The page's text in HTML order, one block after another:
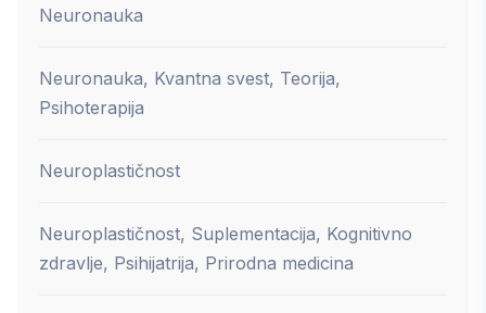
Neuronauka
Neuronauka, Kvantna svest, Teorija,
Psihoterapija
Neuroplastičnost
Neuroplastičnost, Suplementacija, Kognitivno
zdravlje, Psihijatrija, Prirodna medicina